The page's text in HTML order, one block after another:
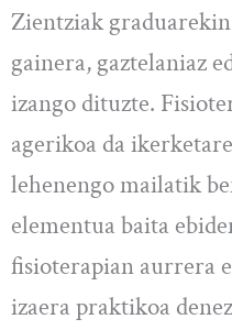
Zientziak
gainera, gaztelaniaz
izango dituzte.
agerikoa da
lehenengo mailatik
elementua baita
fisioterapian aurrera
izaera praktikoa